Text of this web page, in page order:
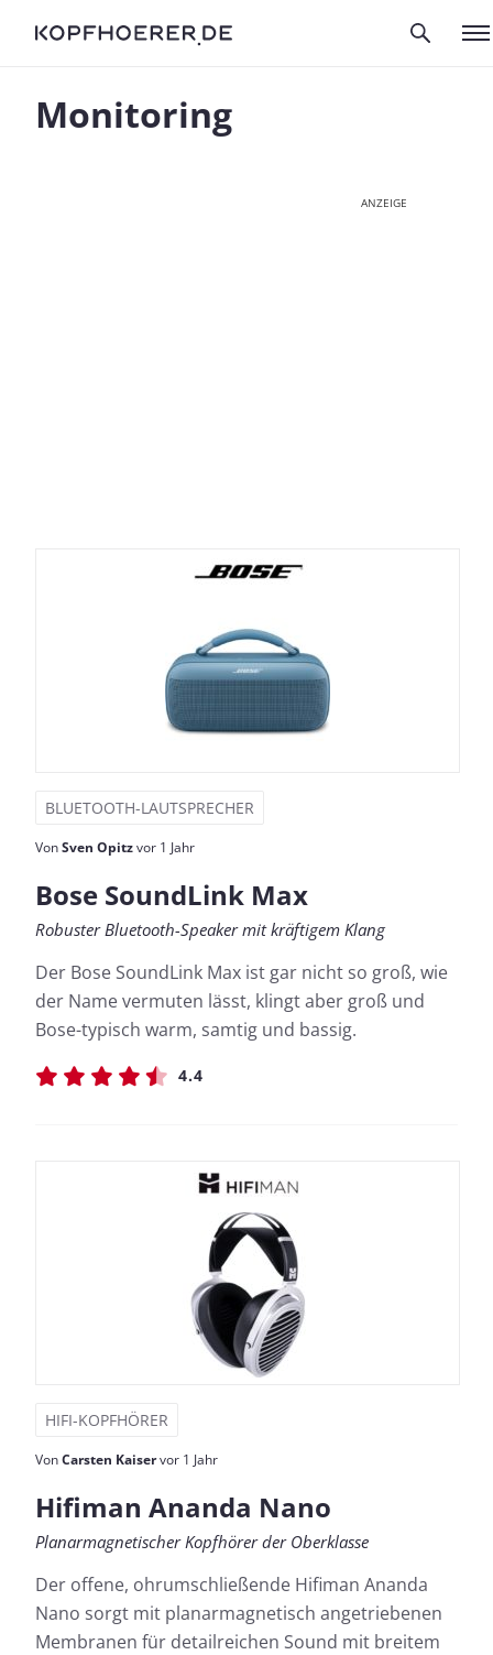
Monitoring
ANZEIGE
BLUETOOTH-LAUTSPRECHER
VonSven Opitzvor 1 Jahr
Bose SoundLink Max
Robuster Bluetooth-Speaker mit kräftigem Klang
Der Bose SoundLink Max ist gar nicht so groß, wie
der Name vermuten lässt, klingt aber groß und
Bose-typisch warm, samtig und bassig.
4.4
HIFI-KOPFHÖRER
VonCarsten Kaiservor 1 Jahr
Hifiman Ananda Nano
Planarmagnetischer Kopfhörer der Oberklasse
Der offene, ohrumschließende Hifiman Ananda
Nano sorgt mit planarmagnetisch angetriebenen
Membranen für detailreichen Sound mit breitem